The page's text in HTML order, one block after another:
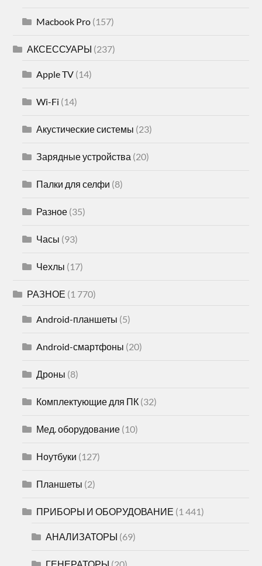
Macbook Pro (157)
АКСЕССУАРЫ (237)
Apple TV (14)
Wi-Fi (14)
Акустические системы (23)
Зарядные устройства (20)
Палки для селфи (8)
Разное (35)
Часы (93)
Чехлы (17)
РАЗНОЕ (1 770)
Android-планшеты (5)
Android-смартфоны (20)
Дроны (8)
Комплектующие для ПК (32)
Мед. оборудование (10)
Ноутбуки (127)
Планшеты (2)
ПРИБОРЫ И ОБОРУДОВАНИЕ (1 441)
АНАЛИЗАТОРЫ (69)
ГЕНЕРАТОРЫ (20)